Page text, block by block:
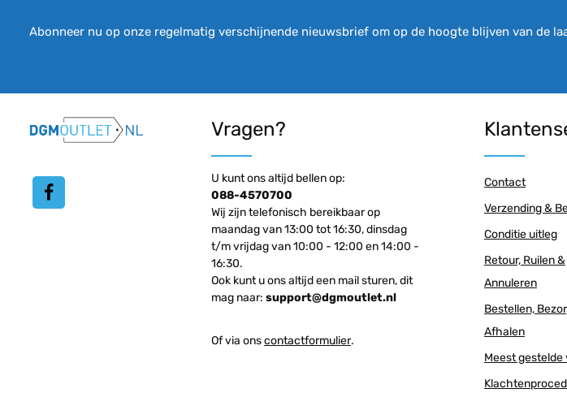
Abonneer nu op onze regelmatig verschijnende nieuwsbrief om op de hoogte blijven van de
Vragen?
U kunt ons altijd bellen op:
088-4570700
Wij zijn telefonisch bereikbaar op
maandag van 13:00 tot 16:30, dinsdag
t/m vrijdag van 10:00 - 12:00 en 14:00 -
16:30.
Ook kunt u ons altijd een mail sturen, dit
mag naar: support@dgmoutlet.nl
Of via onscontactformulier.
Contact
Verzending &
Conditie uitleg
Retour, Ruilen &
Annuleren
Bestellen,
Afhalen
Meest gestelde